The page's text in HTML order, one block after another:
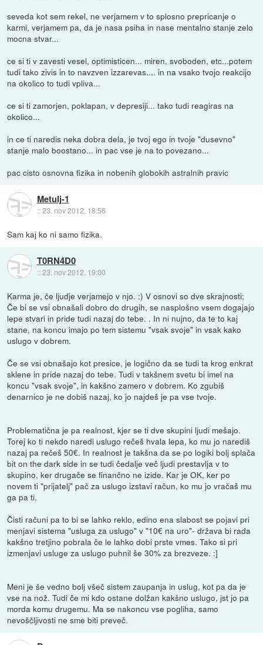
seveda kot sem rekel, ne verjamem v to splosno prepricanje o
karmi, verjamem pa, da je nasa psiha in nase mentalno stanje zelo
mocna stvar...
ce si ti v zavesti vesel, optimisticen... miren, svoboden, etc...potem
tudi tako zivis in to navzven izzarevas.... in na vsako tvojo reakcijo
na okolico to tudi vpliva...
ce si ti zamorjen, poklapan, v depresiji... tako tudi reagiras na
okolico...
in ce ti naredis neka dobra dela, je tvoj ego in tvoje "dusevno"
stanje malo boostano... in pac vse je na to povezano...
pac cisto osnovna fizika in nobenih globokih astralnih pravic
Metulj-1
::23. nov 2012, 18:56
Sam kaj ko ni samo fizika.
T0RN4D0
::23. nov 2012, 19:00
Karma je, če ljudje verjamejo v njo. :) V osnovi so dve skrajnosti;
Če bi se vsi obnašali dobro do drugih, se nasplošno vsem dogajajo
lepe stvari in pride tudi nazaj do tebe. . In ni nujno, da te to kaj
stane, na koncu imajo po tem sistemu "vsak svoje" in vsak kako
uslugo v dobrem.
Če se vsi obnašajo kot presice, je logično da se tudi ta krog enkrat
sklene in pride nazaj do tebe. Tudi v takšnem svetu bi imel na
koncu "vsak svoje", in kakšno zamero v dobrem. Ko zgubiš
denarnico je ne dobiš nazaj, ko jo najdeš je pa vse tvoje.
Problematična je pa realnost, kjer se ti dve skupini ljudi mešajo.
Torej ko ti nekdo naredi uslugo rečeš hvala lepa, ko mu jo narediš
nazaj pa rečeš 50€. In realnost je takšna da se po logiki bolj splača
bit on the dark side in se tudi čedalje več ljudi prestavlja v to
skupino, ker drugače se finančno ne izide. Kar je OK, ker po
novem ti "prijatelj" pač za uslugo izstavi račun, ko mu jo vračaš mu
ga pa ti.
Čisti računi pa to bi se lahko reklo, edino ena slabost se pojavi pri
menjavi sistema "usluga za uslugo" v "10€ na uro"- država bi rada
kakšno tretjino pobrala če le lahko dobi prste vmes. Tako si pri
izmenjavi usluge za uslugo puhnil še 30% za brezveze. :]
Meni je še vedno bolj všeč sistem zaupanja in uslug, kot pa da je
vse na nož. Tudi če mi kdo ostane dolžan kakšno uslugo, jst jo pa
morda komu drugemu. Ma se nakoncu vse pogliha, samo
nevoščljivosti ne sme biti preveč.